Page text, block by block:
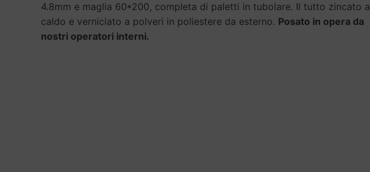
4.8mm e maglia 60*200, completa di paletti in tubolare. Il tutto zincato a
caldo e verniciato a polveri in poliestere da esterno. Posato in opera da
nostri operatori interni.